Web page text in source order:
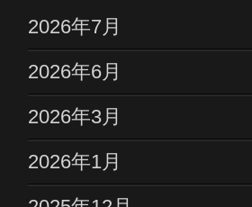
2026年7月
2026年6月
2026年3月
2026年1月